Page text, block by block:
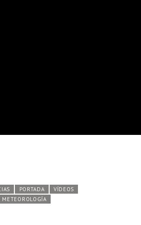
PORTADA
VÍDEOS
METEOROLOGÍA